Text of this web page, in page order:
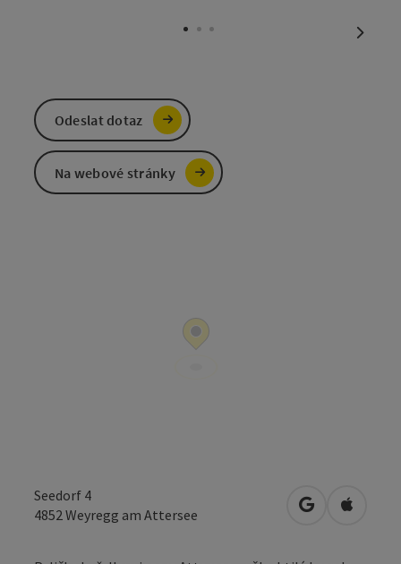
Seedorf 4
4852 Weyregg am Attersee Otevřít vOtevřít
Odeslat dotaz
Na webové stránky